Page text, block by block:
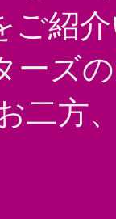
ご紹
ーズ
二方